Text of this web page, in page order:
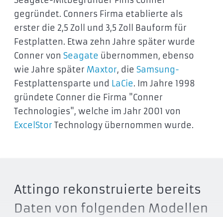
gegründet. Conners Firma etablierte als
erster die 2,5 Zoll und 3,5 Zoll Bauform für
Festplatten. Etwa zehn Jahre später wurde
Conner von Seagate übernommen, ebenso
wie Jahre später Maxtor, die Samsung-
Festplattensparte und LaCie. Im Jahre 1998
gründete Conner die Firma "Conner
Technologies", welche im Jahr 2001 von
ExcelStor Technology übernommen wurde.
Attingo rekonstruierte bereits
Daten von folgenden Modellen